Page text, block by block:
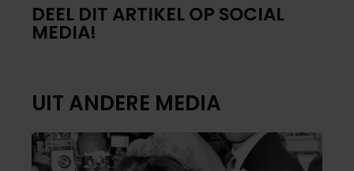
DEEL DIT ARTIKEL OP SOCIAL
MEDIA!
UIT ANDERE MEDIA